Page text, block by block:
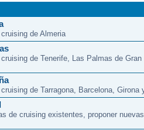
de Almeria
de Tenerife, Las Palmas de Gran
de Tarragona, Barcelona, Girona
de cruising existentes, proponer